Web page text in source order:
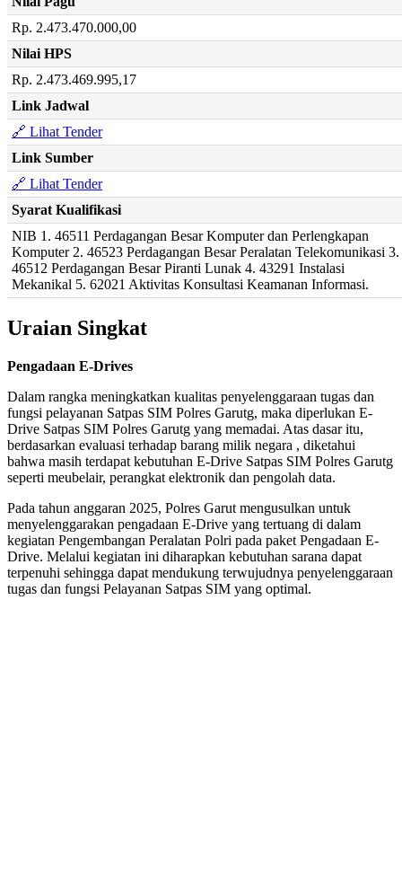
Rp. 2.473.470.000,00
Nilai HPS
Rp. 2.473.469.995,17
Link Jadwal
🔗 Lihat Tender
Link Sumber
🔗 Lihat Tender
Syarat Kualifikasi
NIB 1. 46511 Perdagangan Besar Komputer dan Perlengkapan
Komputer 2. 46523 Perdagangan Besar Peralatan Telekomunikasi 3.
46512 Perdagangan Besar Piranti Lunak 4. 43291 Instalasi
Mekanikal 5. 62021 Aktivitas Konsultasi Keamanan Informasi.
Uraian Singkat
Pengadaan E-Drives
Dalam rangka meningkatkan kualitas penyelenggaraan tugas dan
fungsi pelayanan Satpas SIM Polres Garutg, maka diperlukan E-
Drive Satpas SIM Polres Garutg yang memadai. Atas dasar itu,
berdasarkan evaluasi terhadap barang milik negara , diketahui
bahwa masih terdapat kebutuhan E-Drive Satpas SIM Polres Garutg
seperti meubelair, perangkat elektronik dan pengolah data.
Pada tahun anggaran 2025, Polres Garut mengusulkan untuk
menyelenggarakan pengadaan E-Drive yang tertuang di dalam
kegiatan Pengembangan Peralatan Polri pada paket Pengadaan E-
Drive. Melalui kegiatan ini diharapkan kebutuhan sarana dapat
terpenuhi sehingga dapat mendukung terwujudnya penyelenggaraan
tugas dan fungsi Pelayanan Satpas SIM yang optimal.